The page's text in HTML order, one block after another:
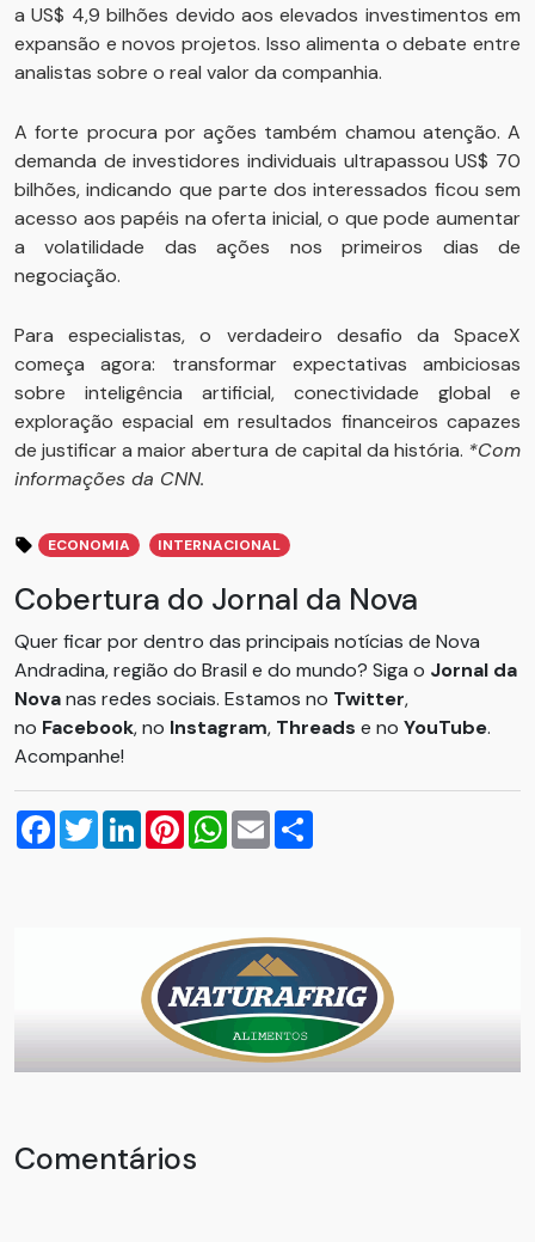
a US$ 4,9 bilhões devido aos elevados investimentos em
expansão e novos projetos. Isso alimenta o debate entre
analistas sobre o real valor da companhia.
A forte procura por ações também chamou atenção. A
demanda de investidores individuais ultrapassou US$ 70
bilhões, indicando que parte dos interessados ficou sem
acesso aos papéis na oferta inicial, o que pode aumentar
a volatilidade das ações nos primeiros dias de
negociação.
Para especialistas, o verdadeiro desafio da SpaceX
começa agora: transformar expectativas ambiciosas
sobre inteligência artificial, conectividade global e
exploração espacial em resultados financeiros capazes
de justificar a maior abertura de capital da história. *Com
informações da CNN.
ECONOMIA INTERNACIONAL
Cobertura do Jornal da Nova
Quer ficar por dentro das principais notícias de Nova
Andradina, região do Brasil e do mundo? Siga o Jornal da
Novanas redes sociais. Estamos no Twitter,
no Facebook, no Instagram, Threads e no YouTube.
Acompanhe!
Facebook
TwitterLinkedInPinterestWhatsApp
Email
Comentários